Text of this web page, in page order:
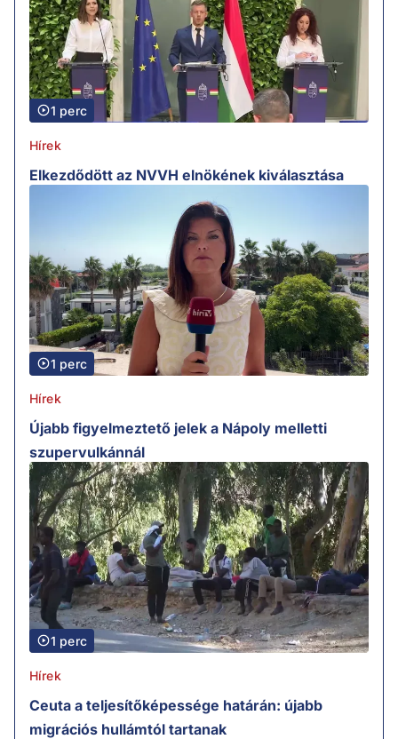
1 perc
Hírek
Elkezdődött az NVVH elnökének kiválasztása
1 perc
Hírek
Újabb figyelmeztető jelek a Nápoly melletti
szupervulkánnál
1 perc
Hírek
Ceuta a teljesítőképessége határán: újabb
migrációs hullámtól tartanak